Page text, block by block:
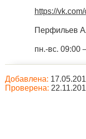
https://
Перфильев
пн.-вс. 09:00
Добавлена:
Проверена: